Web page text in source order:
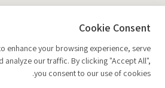
Cookie Consent
enhance your browsing experience, serve
analyze our traffic. By clicking "Accept All",
you consent to our use of cookies.